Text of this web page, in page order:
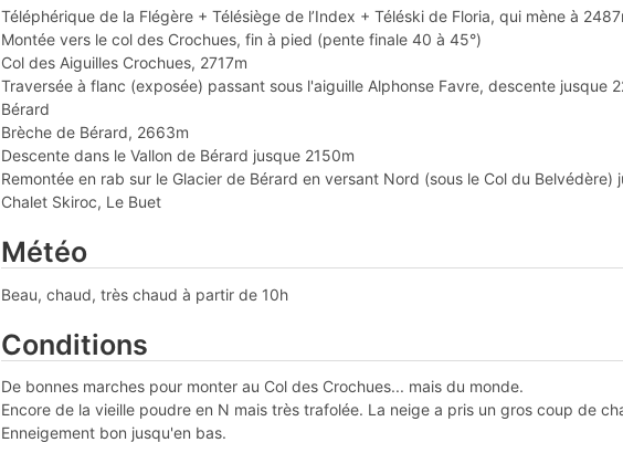
Téléphérique de la Flégère + Télésiège de l’Index + Téléski de Floria, qui mène à
Montée vers le col des Crochues, fin à pied (pente finale 40 à 45°)
Col des Aiguilles Crochues, 2717m
Traversée à flanc (exposée) passant sous l'aiguille Alphonse Favre, descente jusque
Bérard
Brèche de Bérard, 2663m
Descente dans le Vallon de Bérard jusque 2150m
Remontée en rab sur le Glacier de Bérard en versant Nord (sous le Col du Belvédère)
Chalet Skiroc, Le Buet
Météo
Beau, chaud, très chaud à partir de 10h
Conditions
De bonnes marches pour monter au Col des Crochues... mais du monde.
Encore de la vieille poudre en N mais très trafolée. La neige a pris un gros coup de
Enneigement bon jusqu'en bas.